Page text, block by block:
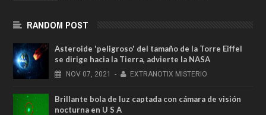
RANDOM POST
Asteroide 'peligroso' del tamaño de la Torre Eiffel
se dirige hacia la Tierra, advierte la NASA
NOV 07, 2021 - EXTRANOTIX MISTERIO
Brillante bola de luz captada con cámara de visión
nocturna en U S A